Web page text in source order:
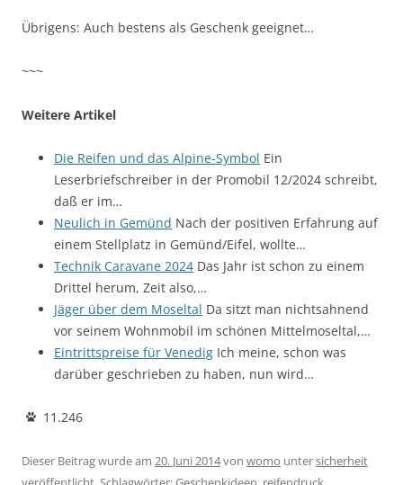
Übrigens: Auch bestens als Geschenk geeignet…
~~~
Weitere Artikel
Die Reifen und das Alpine-Symbol Ein
Leserbriefschreiber in der Promobil 12/2024 schreibt,
daß er im…
Neulich in Gemünd Nach der positiven Erfahrung auf
einem Stellplatz in Gemünd/Eifel, wollte…
Technik Caravane 2024 Das Jahr ist schon zu einem
Drittel herum, Zeit also,…
Jäger über dem Moseltal Da sitzt man nichtsahnend
vor seinem Wohnmobil im schönen Mittelmoseltal,…
Eintrittspreise für Venedig Ich meine, schon was
darüber geschrieben zu haben, nun wird…
11.246
Dieser Beitrag wurde am 20. Juni 2014von womo untersicherheit